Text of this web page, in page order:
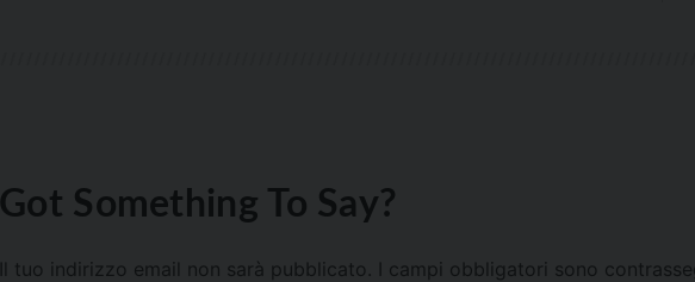
Got Something To Say?
Il tuo indirizzo email non sarà pubblicato. I campi obbligatori sono